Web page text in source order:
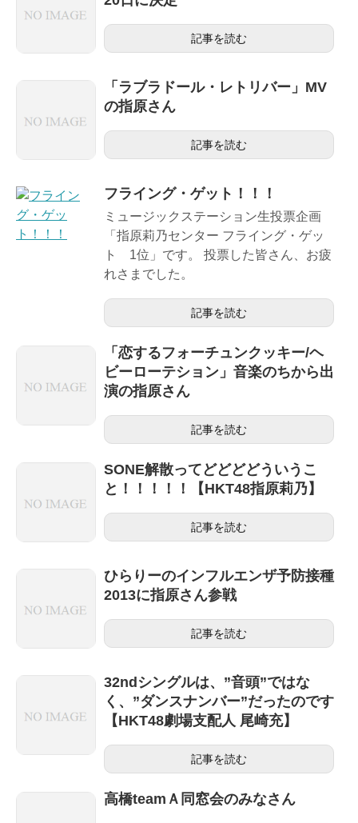
記事を読む
「ラブラドール・レトリバー」MV
の指原さん
記事を読む
フライング・ゲット！！！
ミュージックステーション生投票企画
「指原莉乃センター フライング・ゲッ
ト 1位」です。 投票した皆さん、お疲
れさまでした。
記事を読む
「恋するフォーチュンクッキー/ヘ
ビーローテション」音楽のちから出
演の指原さん
記事を読む
SONE解散ってどどどどういうこ
と！！！！！【HKT48指原莉乃】
記事を読む
ひらりーのインフルエンザ予防接種
2013に指原さん参戦
記事を読む
32ndシングルは、”音頭”ではな
く、”ダンスナンバー”だったのです
【HKT48劇場支配人 尾崎充】
記事を読む
高橋teamＡ同窓会のみなさん